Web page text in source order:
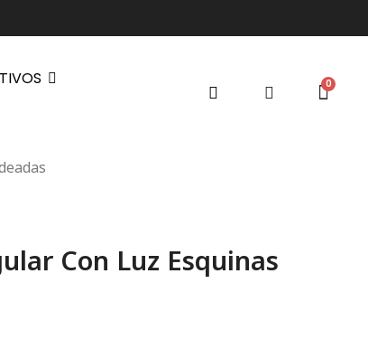
Con Luz Esquinas